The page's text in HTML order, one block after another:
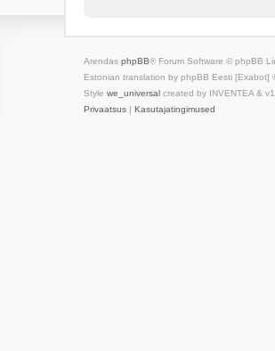
Arendas phpBB® Forum Software © phpBB
Estonian translation by phpBB Eesti [Exabot]
Style we_universal created by INVENTEA &
Privaatsus | Kasutajatingimused